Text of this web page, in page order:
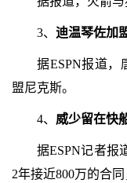
3、 迪温琴佐加
据ESPN报道，
盟尼克斯。
4、 威少留在快
据ESPN记者报
2年接近800万的合同